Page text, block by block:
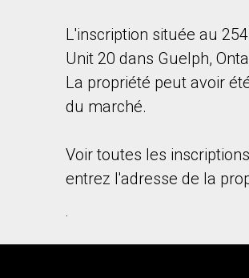
L'inscription située au
Unit 20 dans Guelph,
La propriété peut avoir
du marché.
Voir toutes les
entrez l'adresse de la
.